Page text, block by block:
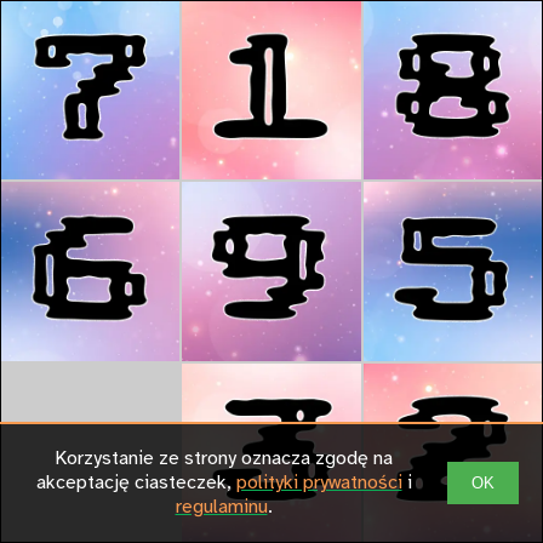
Korzystanie ze strony oznacza zgodę na
akceptację ciasteczek, polityki prywatnościi
regulaminu.
OK